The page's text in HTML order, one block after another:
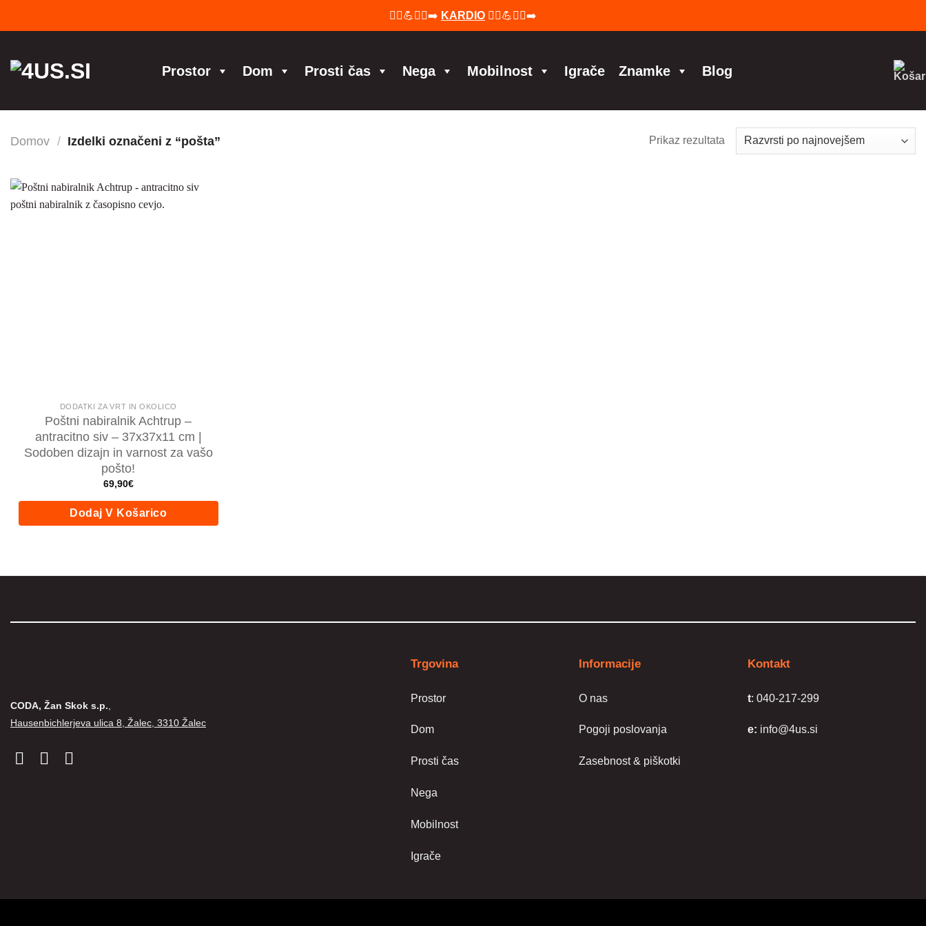
🚴‍♀️💪🏃‍♂️‍➡️ KARDIO 🚴‍♀️💪🏃‍♂️‍➡️
Prostor Dom Prosti čas Nega Mobilnost Igrače Znamke Blog
Domov / Izdelki označeni z “pošta” Prikaz rezultata
DODATKI ZA VRT IN OKOLICO
Poštni nabiralnik Achtrup –
antracitno siv – 37x37x11 cm |
Sodoben dizajn in varnost za vašo
pošto!
69,90€
Dodaj V Košarico
CODA, Žan Skok s.p.
Hausenbichlerjeva ulica 8, Žalec, 3310 Žalec
Trgovina
Prostor
Dom
Prosti čas
Nega
Mobilnost
Igrače
Informacije
O nas
Pogoji poslovanja
Zasebnost & piškotki
Kontakt
t: 040-217-299
e: info@4us.si